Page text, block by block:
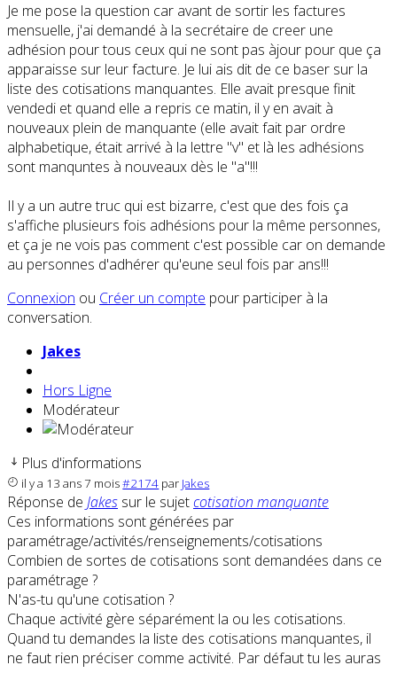
Je me pose la question car avant de sortir les factures
mensuelle, j'ai demandé à la secrétaire de creer une
adhésion pour tous ceux qui ne sont pas àjour pour que ça
apparaisse sur leur facture. Je lui ais dit de ce baser sur la
liste des cotisations manquantes. Elle avait presque finit
vendedi et quand elle a repris ce matin, il y en avait à
nouveaux plein de manquante (elle avait fait par ordre
alphabetique, était arrivé à la lettre "v" et là les adhésions
sont manquntes à nouveaux dès le "a"!!!
Il y a un autre truc qui est bizarre, c'est que des fois ça
s'affiche plusieurs fois adhésions pour la même personnes,
et ça je ne vois pas comment c'est possible car on demande
au personnes d'adhérer qu'eune seul fois par ans!!!
Connexion ou Créer un compte pour participer à la
conversation.
Jakes
Hors Ligne
Modérateur
Plus d'informations
il y a 13 ans 7 mois#2174 par Jakes
Réponse de Jakes sur le sujetcotisation manquante
Ces informations sont générées par
paramétrage/activités/renseignements/cotisations
Combien de sortes de cotisations sont demandées dans ce
paramétrage ?
N'as-tu qu'une cotisation ?
Chaque activité gère séparément la ou les cotisations.
Quand tu demandes la liste des cotisations manquantes, il
ne faut rien préciser comme activité. Par défaut tu les auras